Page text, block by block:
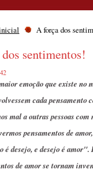
A força dos
sentimentos!
emoção que existe no
cada
mal a outras pessoas
pensamentos de
é desejo, e desejo é amor".
de amor se tornam